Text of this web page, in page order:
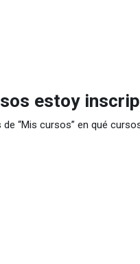
estoy
“Mis cursos” en qué